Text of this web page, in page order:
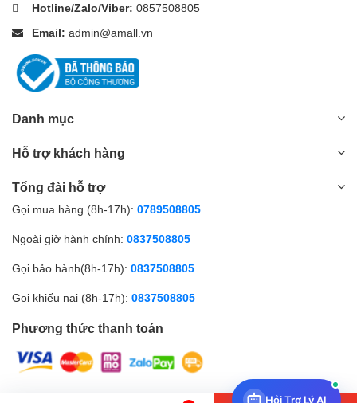
Hotline/Zalo/Viber: 0857508805
Email: admin@amall.vn
Danh mục
Hỗ trợ khách hàng
Tổng đài hỗ trợ
Gọi mua hàng (8h-17h): 0789508805
Ngoài giờ hành chính: 0837508805
Gọi bảo hành(8h-17h): 0837508805
Gọi khiếu nại (8h-17h): 0837508805
Phương thức thanh toán
Hỏi Trợ Lý AI